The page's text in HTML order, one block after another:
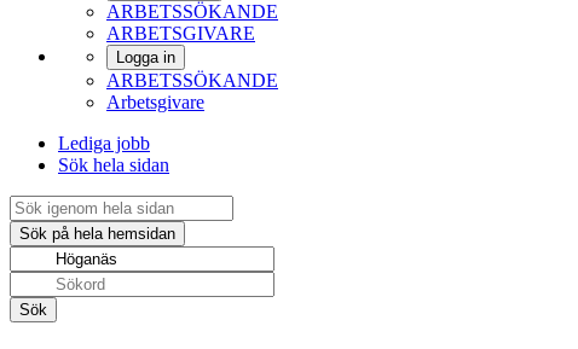
ARBETSSÖKANDE
ARBETSGIVARE
Logga in
ARBETSSÖKANDE
Arbetsgivare
Lediga jobb
Sök hela sidan